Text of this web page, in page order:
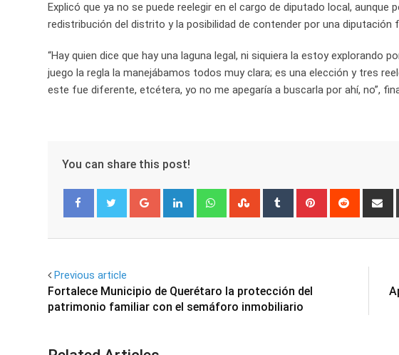
Explicó que ya no se puede reelegir en el cargo de diputado local, aunque
redistribución del distrito y la posibilidad de contender por una diputación
“Hay quien dice que hay una laguna legal, ni siquiera la estoy explorando
juego la regla la manejábamos todos muy clara; es una elección y tres
este fue diferente, etcétera, yo no me apegaría a buscarla por ahí, no”,
You can share this post!
Google+ LinkedIn WhatsappStumbleUpon
Tumblr Pinterest Reddit
Previous article
Fortalece Municipio de Querétaro la protección del
patrimonio familiar con el semáforo inmobiliario